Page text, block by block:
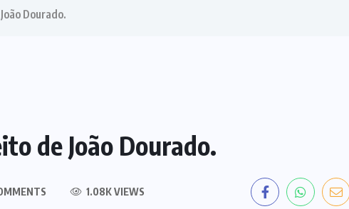
Dourado.
de João Dourado.
1.08K VIEWS